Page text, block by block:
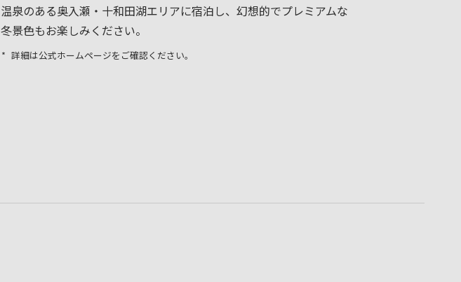
温泉のある奥入瀬・十和田湖エリアに宿泊し、幻想的でプレミアムな
冬景色もお楽しみください。
詳細は公式ホームページをご確認ください。